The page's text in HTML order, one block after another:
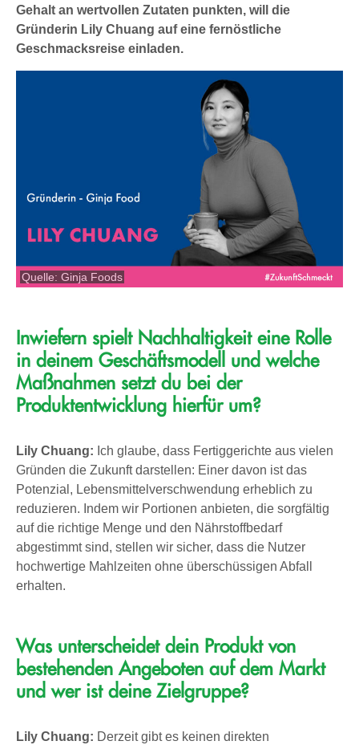
Gehalt an wertvollen Zutaten punkten, will die
Gründerin Lily Chuang auf eine fernöstliche
Geschmacksreise einladen.
Quelle: Ginja Foods
Inwiefern spielt Nachhaltigkeit eine Rolle
in deinem Geschäftsmodell und welche
Maßnahmen setzt du bei der
Produktentwicklung hierfür um?
Lily Chuang: Ich glaube, dass Fertiggerichte aus vielen
Gründen die Zukunft darstellen: Einer davon ist das
Potenzial, Lebensmittelverschwendung erheblich zu
reduzieren. Indem wir Portionen anbieten, die sorgfältig
auf die richtige Menge und den Nährstoffbedarf
abgestimmt sind, stellen wir sicher, dass die Nutzer
hochwertige Mahlzeiten ohne überschüssigen Abfall
erhalten.
Was unterscheidet dein Produkt von
bestehenden Angeboten auf dem Markt
und wer ist deine Zielgruppe?
Lily Chuang: Derzeit gibt es keinen direkten